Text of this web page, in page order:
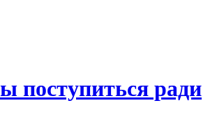
поступиться ради